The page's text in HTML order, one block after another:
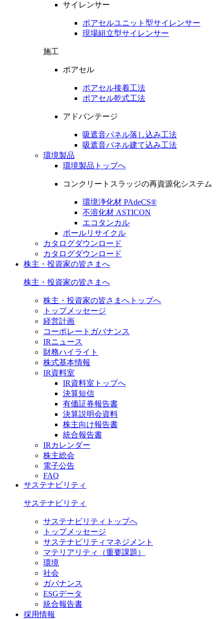
サイレンサー
ポアセルユニット型サイレンサー
現場組立型サイレンサー
施工
ポアセル
ポアセル接着工法
ポアセル乾式工法
アドバンテージ
吸遮音パネル落し込み工法
吸遮音パネル建て込み工法
環境製品
環境製品トップへ
コンクリートスラッジの再資源化システム
環境浄化材 PAdeCS®
不溶化材 ASTICON
エコタンカル
ポールリサイクル
カタログダウンロード
カタログダウンロード
株主・投資家の皆さまへ
株主・投資家の皆さまへ
株主・投資家の皆さまへトップへ
トップメッセージ
経営計画
コーポレートガバナンス
IRニュース
財務ハイライト
株式基本情報
IR資料室
IR資料室トップへ
決算短信
有価証券報告書
決算説明会資料
株主向け報告書
統合報告書
IRカレンダー
株主総会
電子公告
FAQ
サステナビリティ
サステナビリティ
サステナビリティトップへ
トップメッセージ
サステナビリティマネジメント
マテリアリティ（重要課題）
環境
社会
ガバナンス
ESGデータ
統合報告書
採用情報